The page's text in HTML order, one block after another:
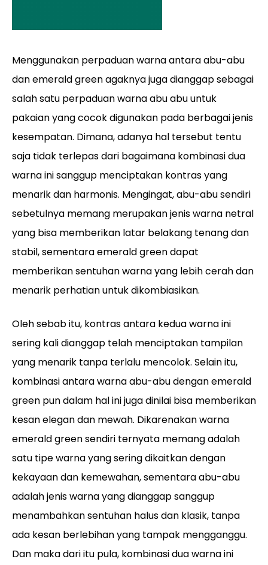
Menggunakan perpaduan warna antara abu-abu
dan emerald green agaknya juga dianggap sebagai
salah satu perpaduan warna abu abu untuk
pakaian yang cocok digunakan pada berbagai jenis
kesempatan. Dimana, adanya hal tersebut tentu
saja tidak terlepas dari bagaimana kombinasi dua
warna ini sanggup menciptakan kontras yang
menarik dan harmonis. Mengingat, abu-abu sendiri
sebetulnya memang merupakan jenis warna netral
yang bisa memberikan latar belakang tenang dan
stabil, sementara emerald green dapat
memberikan sentuhan warna yang lebih cerah dan
menarik perhatian untuk dikombiasikan.
Oleh sebab itu, kontras antara kedua warna ini
sering kali dianggap telah menciptakan tampilan
yang menarik tanpa terlalu mencolok. Selain itu,
kombinasi antara warna abu-abu dengan emerald
green pun dalam hal ini juga dinilai bisa memberikan
kesan elegan dan mewah. Dikarenakan warna
emerald green sendiri ternyata memang adalah
satu tipe warna yang sering dikaitkan dengan
kekayaan dan kemewahan, sementara abu-abu
adalah jenis warna yang dianggap sanggup
menambahkan sentuhan halus dan klasik, tanpa
ada kesan berlebihan yang tampak mengganggu.
Dan maka dari itu pula, kombinasi dua warna ini